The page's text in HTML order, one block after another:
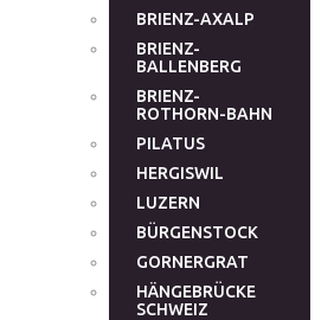
BRIENZ-AXALP
BRIENZ-
BALLENBERG
BRIENZ-
ROTHORN-BAHN
PILATUS
HERGISWIL
LUZERN
BÜRGENSTOCK
GORNERGRAT
HÄNGEBRÜCKE
SCHWEIZ